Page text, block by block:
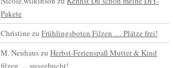
Pakete
Christine zu Frühlingsboten Filzen … Plätze frei!
M. Neuhauszu Herbst-Ferienspaß Mutter & Kind
filzen … ausgebucht!